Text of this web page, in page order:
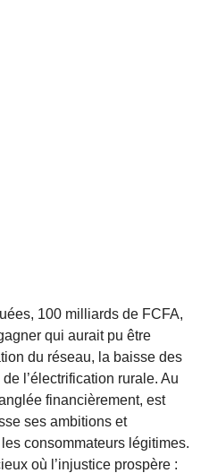
100 milliards de FCFA,
qui aurait pu être
du réseau, la baisse des
l’électrification rurale. Au
financièrement, est
ses ambitions et
consommateurs légitimes.
où l’injustice prospère :